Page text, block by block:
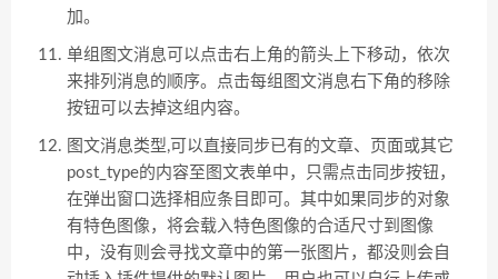
加。
单组图文消息可以点击右上角的箭头上下移动，依次
来排列消息的顺序。点击每组图文消息右下角的移除
按钮可以去掉这组内容。
图文消息类型,可以直接同步已有的文章、页面或其它
post_type的内容至图文表单中，只需点击同步按钮，
在弹出窗口选择相应条目即可。其中如果同步的对象
有特色图像，将会载入特色图像的合适尺寸到图像
中，没有则会寻找文章中的第一张图片，都没则会自